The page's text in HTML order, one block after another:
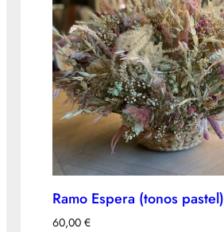
Ramo Espera (tonos pastel)
60,00 €